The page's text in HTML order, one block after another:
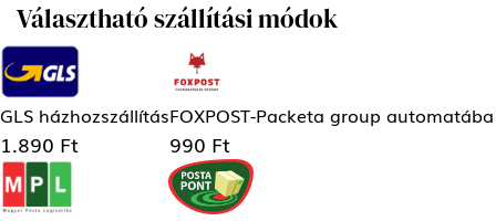
Választható szállítási módok
GLS házhozszállítás
1.890 Ft
FOXPOST-Packeta group automatába
990 Ft